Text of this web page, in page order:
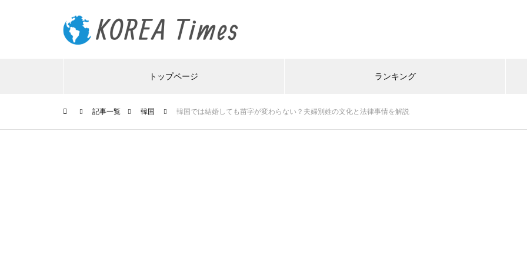
トップページ ランキング
記事一覧 韓国 韓国では結婚しても苗字が変わらない？夫婦別姓の文化と法律事情を解説